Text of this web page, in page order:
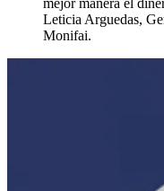
Leticia Arguedas,
Monifai.